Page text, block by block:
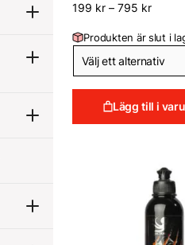
199 kr –795 kr
Produkten är slut i
Lägg till i